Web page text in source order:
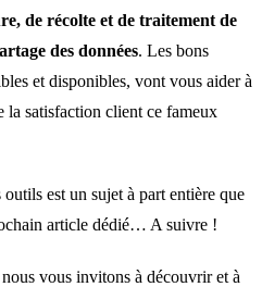
de récolte et de traitement de
des données. Les bons
et disponibles, vont vous aider à
la satisfaction client ce fameux
est un sujet à part entière que
article dédié… A suivre !
vous invitons à découvrir et à